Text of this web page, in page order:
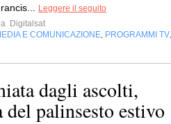
Leggere il seguito
Digitalsat
E COMUNICAZIONE PROGRAMMI TV
dagli ascolti,
del palinsesto estivo